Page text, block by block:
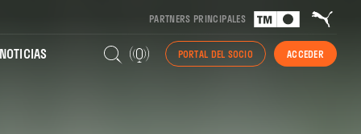
PARTNERS PRINCIPALES
PORTAL DEL SOCIO ACCEDER